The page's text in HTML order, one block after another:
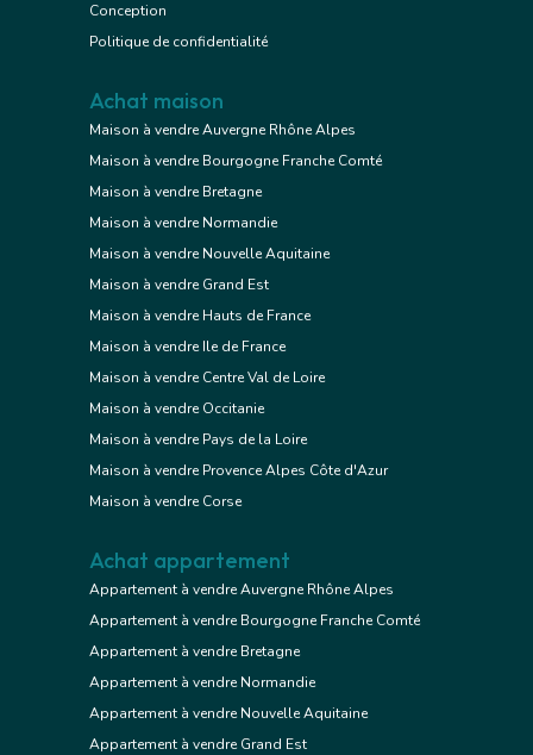
Conception
Politique de confidentialité
Achat maison
Maison à vendre Auvergne Rhône Alpes
Maison à vendre Bourgogne Franche Comté
Maison à vendre Bretagne
Maison à vendre Normandie
Maison à vendre Nouvelle Aquitaine
Maison à vendre Grand Est
Maison à vendre Hauts de France
Maison à vendre Ile de France
Maison à vendre Centre Val de Loire
Maison à vendre Occitanie
Maison à vendre Pays de la Loire
Maison à vendre Provence Alpes Côte d'Azur
Maison à vendre Corse
Achat appartement
Appartement à vendre Auvergne Rhône Alpes
Appartement à vendre Bourgogne Franche Comté
Appartement à vendre Bretagne
Appartement à vendre Normandie
Appartement à vendre Nouvelle Aquitaine
Appartement à vendre Grand Est